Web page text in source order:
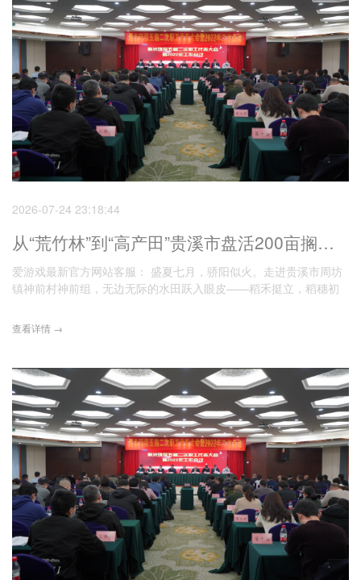
2026-07-24 23:18:44
从“荒竹林”到“高产田”贵溪市盘活200亩搁置地有何好方法？
爱游戏最新官方网站客服： 盛夏七月，骄阳似火。走进贵溪市周坊
镇神前村神前组，无边无际的水田跃入眼皮——稻禾挺立，稻穗初
查看详情 →